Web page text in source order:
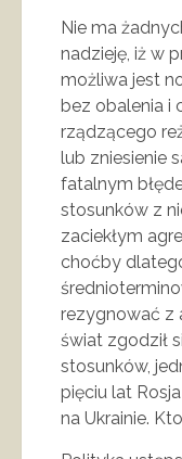
Nie ma
nadzieję, iż w
możliwa jest
bez obalenia i
rządzącego
lub zniesienie
fatalnym
stosunków z
zaciekłym
choćby
rezygnować z
świat zgodził
stosunków,
pięciu lat
na Ukrainie.